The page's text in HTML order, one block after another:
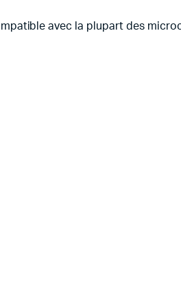
avec la plupart des